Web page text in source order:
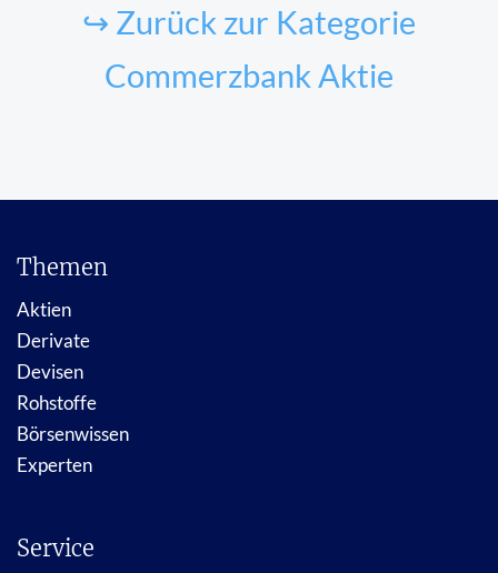
↪ Zurück zur Kategorie
Commerzbank Aktie
Themen
Aktien
Derivate
Devisen
Rohstoffe
Börsenwissen
Experten
Service